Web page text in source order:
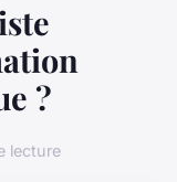
?
lecture